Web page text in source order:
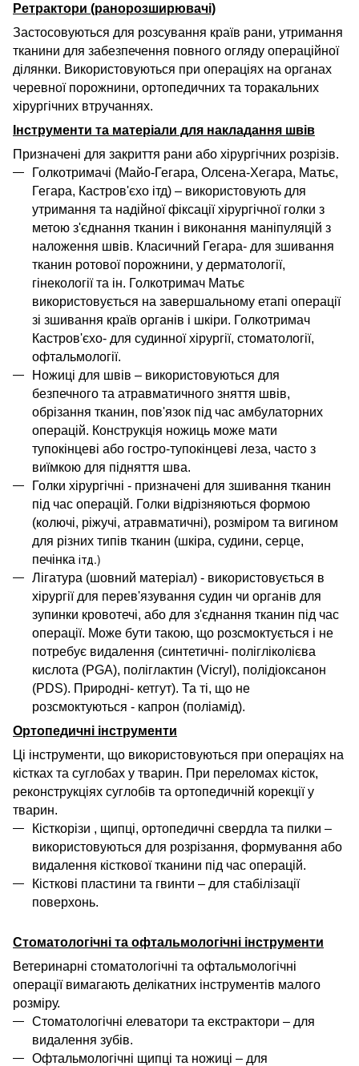
Ретрактори (ранорозширювачі)
Застосовуються для розсування країв рани, утримання
тканини для забезпечення повного огляду операційної
ділянки. Використовуються при операціях на органах
черевної порожнини, ортопедичних та торакальних
хірургічних втручаннях.
Інструменти та матеріали для накладання швів
Призначені для закриття рани або хірургічних розрізів.
Голкотримачі (Майо-Гегара, Олсена-Хегара, Матьє,
Гегара, Кастров'єхо ітд) – використовують для
утримання та надійноїфіксації хірургічної голки з
метою з'єднання тканин і виконання маніпуляцій з
наложення швів. Класичний Гегара- для зшивання
тканин ротової порожнини, у дерматології,
гінекологіїта ін. Голкотримач Матьє
використовується на завершальному етапі операції
зі зшивання країв органів і шкіри. Голкотримач
Кастров'єхо- для судинної хірургії, стоматології,
офтальмології.
Ножиці для швів – використовуються для
безпечного та атравматичного зняття швів,
обрізання тканин, пов'язок під час амбулаторних
операцій. Конструкція ножиць може мати
тупокінцеві або гостро-тупокінцеві леза, часто з
виїмкою для підняття шва.
Голки хірургічні - призначені для зшивання тканин
під час операцій. Голки відрізняються формою
(колючі, ріжучі, атравматичні), розміром та вигином
для різних типів тканин (шкіра, судини, серце,
печінка ітд.)
Лігатура (шовний матеріал) - використовується в
хірургії для перев'язування судин чи органів для
зупинки кровотечі, або для з'єднання тканин під час
операції. Може бути такою, що розсмоктується і не
потребує видалення (синтетичні- полігліколієва
кислота (PGA), поліглактин (Vicryl ), полідіоксанон
(PDS). Природні- кетгут). Та ті, що не
розсмоктуються - капрон (поліамід).
Ортопедичні інструменти
Ці інструменти, що використовуються при операціях на
кістках та суглобах у тварин. При переломах кісток,
реконструкціях суглобів та ортопедичній корекціїу
тварин.
Кісткорізи , щипці, ортопедичні свердла та пилки –
використовуються для розрізання, формування або
видалення кісткової тканини під час операцій.
Кісткові пластини та гвинти – для стабілізації
поверхонь.
Стоматологічні та офтальмологічні інструменти
Ветеринарні стоматологічні та офтальмологічні
операції вимагають делікатних інструментів малого
розміру.
Стоматологічні елеватори та екстрактори – для
видалення зубів.
Офтальмологічні щипці та ножиці – для